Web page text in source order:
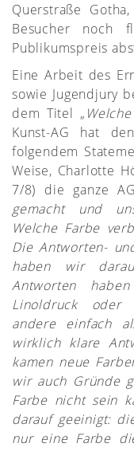
Querstraße
Besucher noch
Publikumspreis
Eine Arbeit des
sowie Jugendjury
dem Titel „
Kunst-AG hat
folgendem
Weise, Charlotte
7/8) die ganze
gemacht und
Welche Farbe
Die Antworten-
haben wir
Antworten
Linoldruck oder
andere einfach
wirklich klare
kamen neue
wir auch Gründe
Farbe nicht sein
darauf geeinigt:
nur eine Farbe